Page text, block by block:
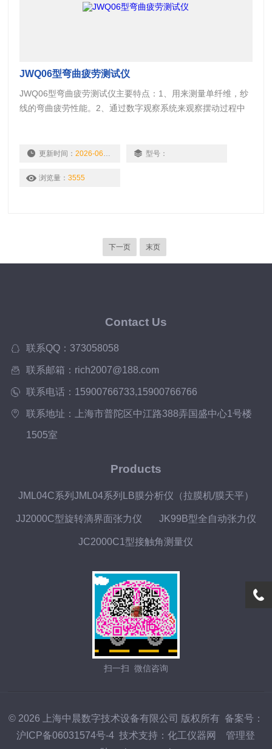
JWQ06型弯曲疲劳测试仪
JWQ06型弯曲疲劳测试仪主要特点：1、用来测量单纤维，纱
线的弯曲疲劳性能。2、通过数字观察系统来观察摆动过程中
更新时间：2026-06-11 型号：
浏览量：3555
下一页 末页
Contact Us
联系QQ：373058058
联系邮箱：rich2007@188.com
联系电话：15900766733,15900766766
联系地址：上海市普陀区中江路388弄国盛中心1号楼
1505室
Products
JML04C系列JML04系列LB膜分析仪（拉膜机/膜天平）
JJ2000C型旋转滴界面张力仪 JK99B型全自动张力仪
JC2000C1型接触角测量仪
扫一扫 微信咨询
© 2026 上海中晨数字技术设备有限公司 版权所有 备案号：
沪ICP备06031574号-4 技术支持：化工仪器网
管理登